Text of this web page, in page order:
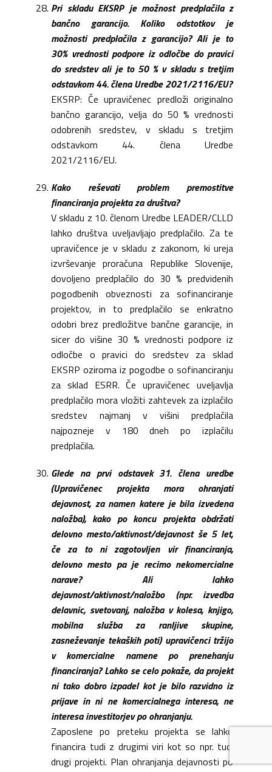
Pri skladu EKSRP je možnost predplačila z
bančno garancijo. Koliko odstotkov je
možnosti predplačila z garancijo? Ali je to
30% vrednosti podpore iz odločbe do pravici
do sredstev ali je to 50 % v skladu s tretjim
odstavkom 44. člena Uredbe 2021/2116/EU?
EKSRP: Če upravičenec predloži originalno
bančno garancijo, velja do 50 % vrednosti
odobrenih sredstev, v skladu s tretjim
odstavkom 44. člena Uredbe
2021/2116/EU.
Kako reševati problem premostitve
financiranja projekta za društva?
V skladu z 10. členom Uredbe LEADER/CLLD
lahko društva uveljavljajo predplačilo. Za te
upravičence je v skladu z zakonom, ki ureja
izvrševanje proračuna Republike Slovenije,
dovoljeno predplačilo do 30 % predvidenih
pogodbenih obveznosti za sofinanciranje
projektov, in to predplačilo se enkratno
odobri brez predložitve bančne garancije, in
sicer do višine 30 % vrednosti podpore iz
odločbe o pravici do sredstev za sklad
EKSRP oziroma iz pogodbe o sofinanciranju
za sklad ESRR. Če upravičenec uveljavlja
predplačilo mora vložiti zahtevek za izplačilo
sredstev najmanj v višini predplačila
najpozneje v 180 dneh po izplačilu
predplačila.
Glede na prvi odstavek 31. člena uredbe
(Upravičenec projekta mora ohranjati
dejavnost, za namen katere je bila izvedena
naložba), kako po koncu projekta obdržati
delovno mesto/aktivnost/dejavnost še 5 let,
če za to ni zagotovljen vir financiranja,
delovno mesto pa je recimo nekomercialne
narave? Ali lahko
dejavnost/aktivnost/naložbo (npr. izvedba
delavnic, svetovanj, naložba v kolesa, knjigo,
mobilna služba za ranljive skupine,
zasneževanje tekaških poti) upravičenci tržijo
v komercialne namene po prenehanju
financiranja? Lahko se celo pokaže, da projekt
ni tako dobro izpadel kot je bilo razvidno iz
prijave in ni ne komercialnega interesa, ne
interesa investitorjev po ohranjanju.
Zaposlene po preteku projekta se lahko
financira tudi z drugimi viri kot so npr. tudi
drugi projekti. Plan ohranjanja dejavnosti po